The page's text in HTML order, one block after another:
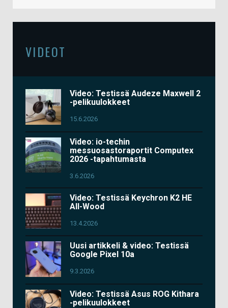
VIDEOT
Video: Testissä Audeze Maxwell 2
-pelikuulokkeet
15.6.2026
Video: io-techin
messuosastoraportit Computex
2026 -tapahtumasta
3.6.2026
Video: Testissä Keychron K2 HE
All-Wood
13.4.2026
Uusi artikkeli & video: Testissä
Google Pixel 10a
9.3.2026
Video: Testissä Asus ROG Kithara
-pelikuulokkeet